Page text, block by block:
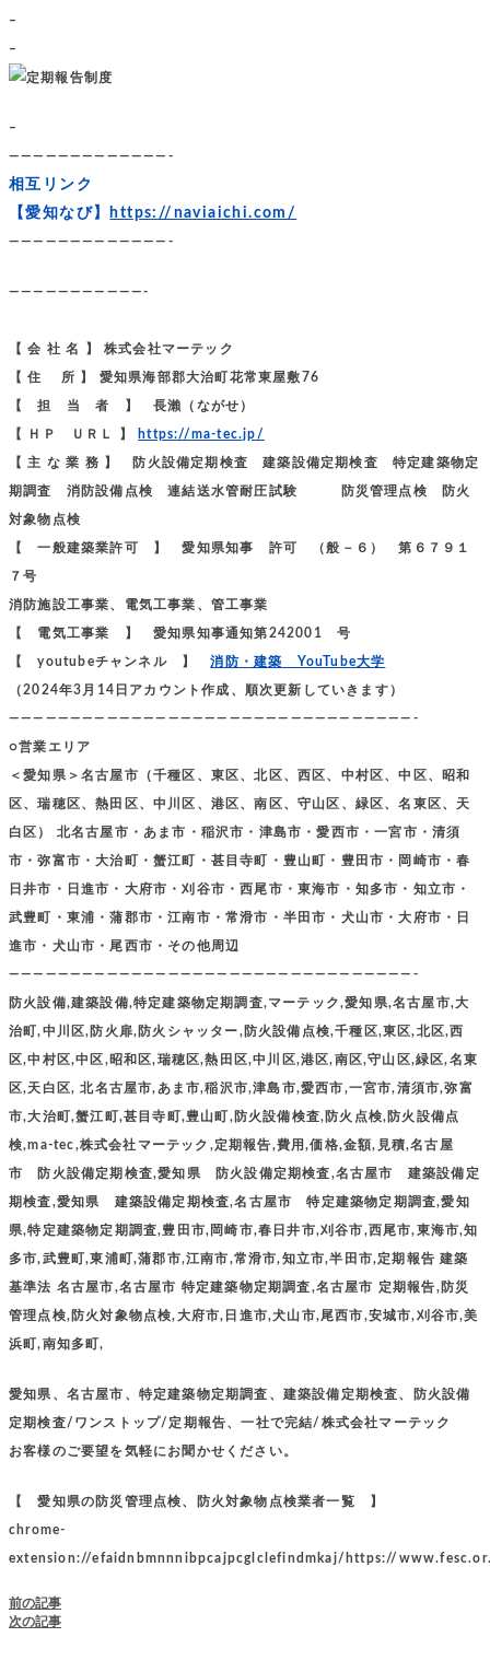
–
–
–
—————————————-
相互リンク
【愛知なび】
https://naviaichi.com/
—————————————-
———————————-
【 会 社 名 】 株式会社マーテック
【 住 所 】 愛知県海部郡大治町花常東屋敷76
【 担 当 者 】 長瀨（ながせ）
【 ＨＰ ＵＲＬ 】 https://ma-tec.jp/
【 主 な 業 務 】 防火設備定期検査 建築設備定期検査 特定建築物定
期調査 消防設備点検 連結送水管耐圧試験 防災管理点検 防火
対象物点検
【 一般建築業許可 】 愛知県知事 許可 （般－６） 第６７９１
７号
消防施設工事業、電気工事業、管工事業
【 電気工事業 】 愛知県知事通知第242001 号
【 youtubeチャンネル 】消防・建築 YouTube大学
（2024年3月14日アカウント作成、順次更新していきます）
—————————————————————————————————-
○営業エリア
＜愛知県＞名古屋市（千種区、東区、北区、西区、中村区、中区、昭和
区、瑞穂区、熱田区、中川区、港区、南区、守山区、緑区、名東区、天
白区） 北名古屋市・あま市・稲沢市・津島市・愛西市・一宮市・清須
市・弥富市・大治町・蟹江町・甚目寺町・豊山町・豊田市・岡崎市・春
日井市・日進市・大府市・刈谷市・西尾市・東海市・知多市・知立市・
武豊町・東浦・蒲郡市・江南市・常滑市・半田市・犬山市・大府市・日
進市・犬山市・尾西市・その他周辺
—————————————————————————————————-
防火設備,建築設備,特定建築物定期調査,マーテック,愛知県,名古屋市,大
治町,中川区,防火扉,防火シャッター,防火設備点検,千種区,東区,北区,西
区,中村区,中区,昭和区,瑞穂区,熱田区,中川区,港区,南区,守山区,緑区,名東
区,天白区, 北名古屋市,あま市,稲沢市,津島市,愛西市,一宮市,清須市,弥富
市,大治町,蟹江町,甚目寺町,豊山町,防火設備検査,防火点検,防火設備点
検,ma-tec,株式会社マーテック,定期報告,費用,価格,金額,見積,名古屋
市 防火設備定期検査,愛知県 防火設備定期検査,名古屋市 建築設備定
期検査,愛知県 建築設備定期検査,名古屋市 特定建築物定期調査,愛知
県,特定建築物定期調査,豊田市,岡崎市,春日井市,刈谷市,西尾市,東海市,知
多市,武豊町,東浦町,蒲郡市,江南市,常滑市,知立市,半田市,定期報告 建築
基準法 名古屋市,名古屋市 特定建築物定期調査,名古屋市 定期報告,防災
管理点検,防火対象物点検,大府市,日進市,犬山市,尾西市,安城市,刈谷市,美
浜町,南知多町,
愛知県、名古屋市、特定建築物定期調査、建築設備定期検査、防火設備
定期検査/ワンストップ/定期報告、一社で完結/株式会社マーテック
お客様のご要望を気軽にお聞かせください。
【 愛知県の防災管理点検、防火対象物点検業者一覧 】
chrome-
extension://efaidnbmnnnibpcajpcglclefindmkaj/https://
前の記事
次の記事